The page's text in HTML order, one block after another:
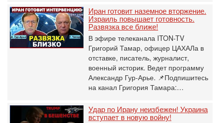
Иран готовит наземное вторжение.
Израиль повышает готовность.
Развязка все ближе!
В эфире телеканала ITON-TV
Григорий Тамар, офицер ЦАХАЛа в
отставке, писатель, журналист,
военный историк. Ведет программу
Александр Гур-Арье. 📌Подпишитесь
на канал Григория Тамара:…
Удар по Ирану неизбежен! Украина
вступает в новую войну!